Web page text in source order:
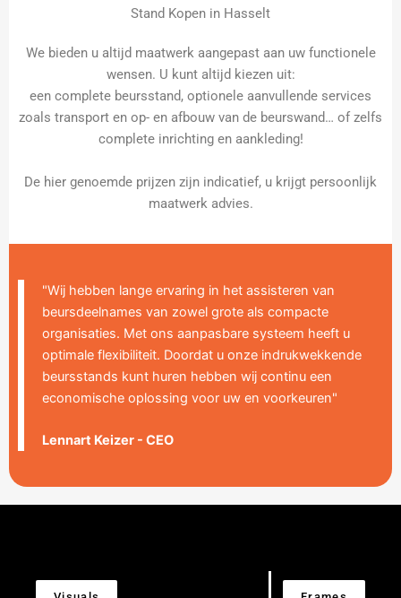
Stand Kopen in Hasselt
We bieden u altijd maatwerk aangepast aan uw functionele
wensen. U kunt altijd kiezen uit:
een complete beursstand, optionele aanvullende services
zoals transport en op- en afbouw van de beurswand… of zelfs
complete inrichting en aankleding!
De hier genoemde prijzen zijn indicatief, u krijgt persoonlijk
maatwerk advies.
"Wij hebben lange ervaring in het assisteren van
beursdeelnames van zowel grote als compacte
organisaties. Met ons aanpasbare systeem heeft u
optimale flexibiliteit. Doordat u onze indrukwekkende
beursstands kunt huren hebben wij continu een
economische oplossing voor uw en voorkeuren"
Lennart Keizer - CEO